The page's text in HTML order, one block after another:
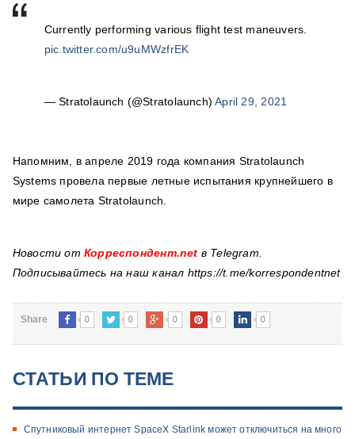
Currently performing various flight test maneuvers.
pic.twitter.com/u9uMWzfrEK
— Stratolaunch (@Stratolaunch)April 29, 2021
Напомним, в апреле 2019 года компания Stratolaunch
Systems провела первые летные испытания крупнейшего в
мире самолета Stratolaunch.
Новости от Корреспондент.net в Telegram.
Подписывайтесь на наш канал https://t.me/korrespondentnet
Share 0 0 0 0 0
СТАТЬИ ПО ТЕМЕ
Спутниковый интернет SpaceX Starlink может отключиться на много